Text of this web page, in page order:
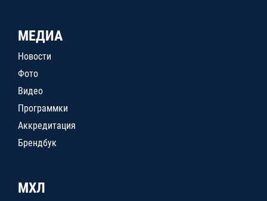
МЕДИА
Новости
Фото
Видео
Программки
Аккредитация
Брендбук
МХЛ